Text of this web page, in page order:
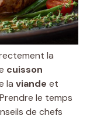
la
cuisson
la viande et
le temps
de chefs